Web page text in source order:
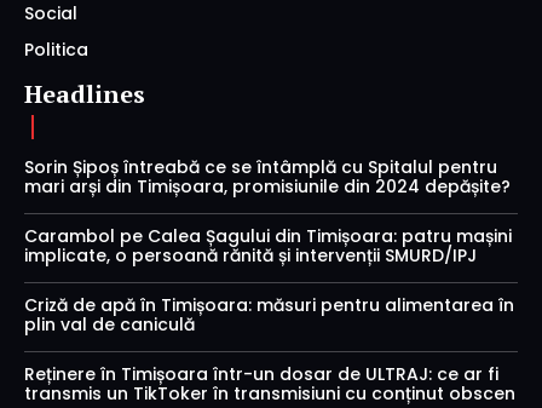
Social
Politica
Headlines
Sorin Șipoș întreabă ce se întâmplă cu Spitalul pentru
mari arși din Timișoara, promisiunile din 2024 depășite?
Carambol pe Calea Șagului din Timișoara: patru mașini
implicate, o persoană rănită și intervenții SMURD/IPJ
Criză de apă în Timișoara: măsuri pentru alimentarea în
plin val de caniculă
Reținere în Timișoara într-un dosar de ULTRAJ: ce ar fi
transmis un TikToker în transmisiuni cu conținut obscen